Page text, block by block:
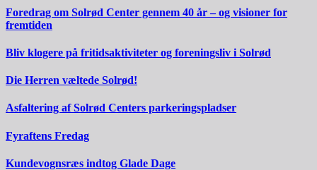
Foredrag om Solrød Center gennem 40 år – og visioner for
fremtiden
Bliv klogere på fritidsaktiviteter og foreningsliv i Solrød
Die Herren væltede Solrød!
Asfaltering af Solrød Centers parkeringspladser
Fyraftens Fredag
Kundevognsræs indtog Glade Dage